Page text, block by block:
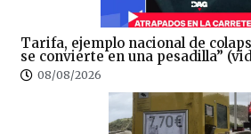
Tarifa, ejemplo nacional de
se convierte en una pesadilla”
08/08/2026